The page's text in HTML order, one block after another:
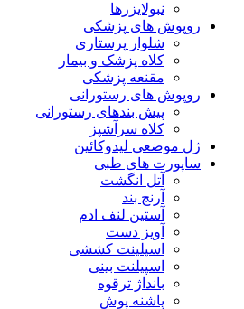
نبولایزرها
روپوش های پزشکی
شلوار پرستاری
کلاه پزشک و بیمار
مقنعه پزشکی
روپوش های رستورانی
پیش بندهای رستورانی
کلاه سرآشپز
ژل موضعی لیدوکائین
ساپورت های طبی
آتل انگشت
آرنج بند
آستین لنف ادم
آویز دست
اسپلینت کششی
اسپیلنت بینی
بانداژ ترقوه
پاشنه پوش